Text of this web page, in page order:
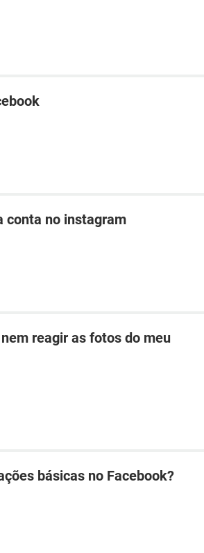
conta no instagram
reagir as fotos do meu
básicas no Facebook?